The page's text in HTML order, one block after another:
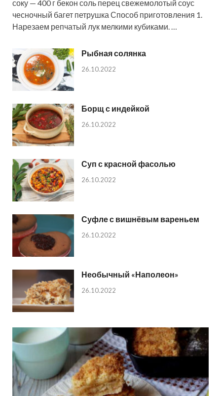
соку — 400 г бекон соль перец свежемолотый соус
чесночный багет петрушка Способ приготовления 1.
Нарезаем репчатый лук мелкими кубиками. …
Рыбная солянка
26.10.2022
Борщ с индейкой
26.10.2022
Суп с красной фасолью
26.10.2022
Суфле с вишнёвым вареньем
26.10.2022
Необычный «Наполеон»
26.10.2022